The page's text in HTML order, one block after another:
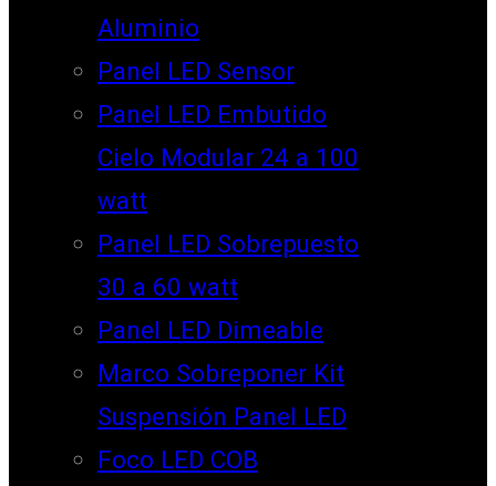
Aluminio
Panel LED Sensor
Panel LED Embutido
Cielo Modular 24 a 100
watt
Panel LED Sobrepuesto
30 a 60 watt
Panel LED Dimeable
Marco Sobreponer Kit
Suspensión Panel LED
Foco LED COB